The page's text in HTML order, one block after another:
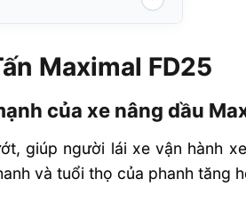
của xe nâng dầu
thân thiện và bảo
Maximal
Maximal FD25
của xe nâng dầu
giúp người lái xe vận hành
và tuổi thọ của phanh tăng